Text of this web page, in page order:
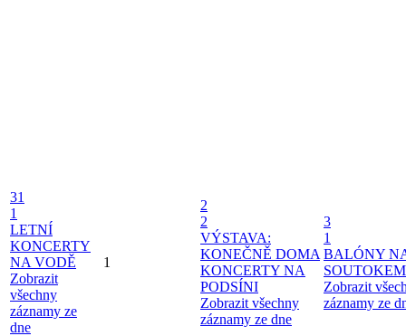
31
1
LETNÍ
KONCERTY
NA VODĚ
Zobrazit
všechny
záznamy ze
dne
1
2
2
VÝSTAVA:
KONEČNĚ DOMA
KONCERTY NA
PODSÍNI
Zobrazit všechny
záznamy ze dne
3
1
BALÓNY
SOUTOKEM
Zobrazit
záznamy ze